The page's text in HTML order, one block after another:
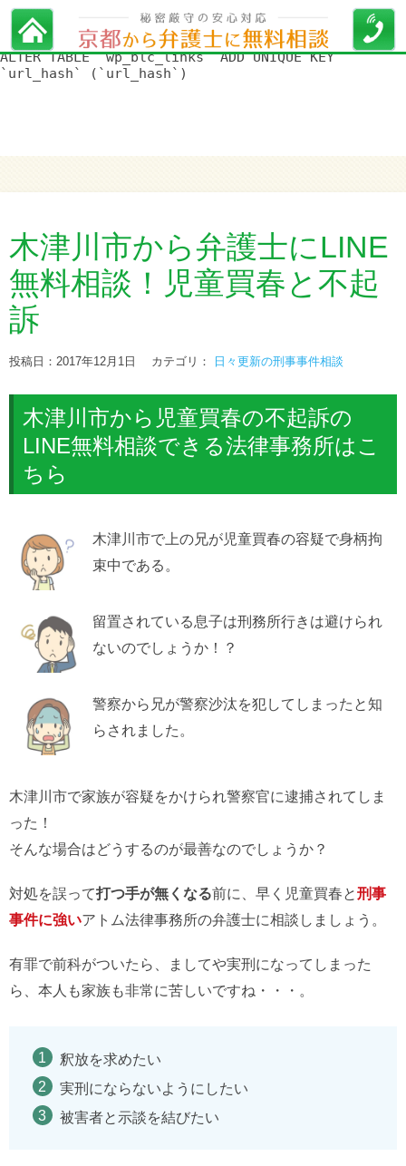
WordPress データベースエラー:[Duplicate entry '' for key
'url_hash']
ALTER TABLE `wp_blc_links` ADD UNIQUE KEY
`url_hash` (`url_hash`)
木津川市から弁護士にLINE
無料相談！児童買春と不起
訴
投稿日：2017年12月1日 カテゴリ： 日々更新の刑事事件相談
木津川市から児童買春の不起訴の
LINE無料相談できる法律事務所はこ
ちら
木津川市で上の兄が児童買春の容疑で身柄拘
束中である。
留置されている息子は刑務所行きは避けられ
ないのでしょうか！？
警察から兄が警察沙汰を犯してしまったと知
らされました。
木津川市で家族が容疑をかけられ警察官に逮捕されてしま
った！
そんな場合はどうするのが最善なのでしょうか？
対処を誤って打つ手が無くなる前に、早く児童買春と刑事
事件に強いアトム法律事務所の弁護士に相談しましょう。
有罪で前科がついたら、ましてや実刑になってしまった
ら、本人も家族も非常に苦しいですね・・・。
釈放を求めたい
実刑にならないようにしたい
被害者と示談を結びたい